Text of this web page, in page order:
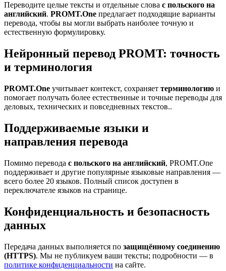
Переводите целые тексты и отдельные слова с польского на
английский. PROMT.One предлагает подходящие варианты
перевода, чтобы вы могли выбрать наиболее точную и
естественную формулировку.
Нейронный перевод PROMT: точность
и терминология
PROMT.One учитывает контекст, сохраняет терминологию и
помогает получать более естественные и точные переводы для
деловых, технических и повседневных текстов..
Поддерживаемые языки и
направления перевода
Помимо перевода с польского на английский, PROMT.One
поддерживает и другие популярные языковые направления —
всего более 20 языков. Полный список доступен в
переключателе языков на странице.
Конфиденциальность и безопасность
данных
Передача данных выполняется по защищённому соединению
(HTTPS). Мы не публикуем ваши тексты; подробности — в
политике конфиденциальности на сайте.